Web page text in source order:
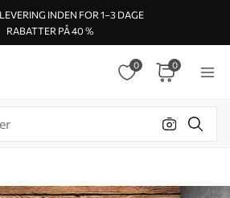
INDEN FOR 1–3 DAGE
RABATTER PÅ 40 %
0 0